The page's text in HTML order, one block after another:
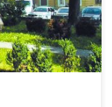
його